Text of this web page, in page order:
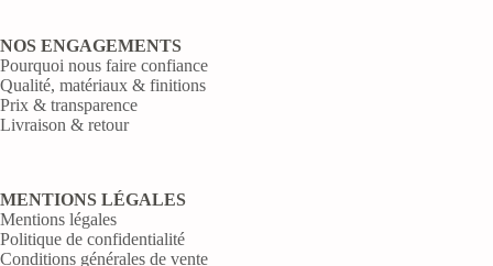
NOS ENGAGEMENTS
Pourquoi nous faire confiance
Qualité, matériaux & finitions
Prix & transparence
Livraison & retour
MENTIONS LÉGALES
Mentions légales
Politique de confidentialité
Conditions générales de vente